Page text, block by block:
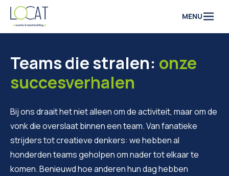
Naar inhoud
MENU
Teams die stralen: onze
succesverhalen
Bij ons draait het niet alleen om de activiteit, maar om de
vonk die overslaat binnen een team. Van fanatieke
strijders tot creatieve denkers: we hebben al
honderden teams geholpen om nader tot elkaar te
komen. Benieuwd hoe anderen hun dag hebben